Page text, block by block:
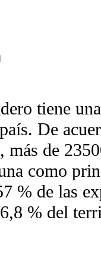
tiene
De
más de
como
% de las
% del